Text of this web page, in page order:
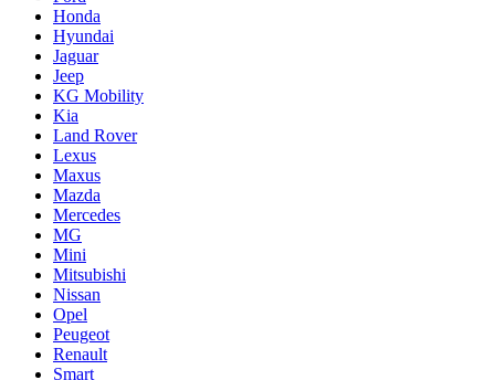
Honda
Hyundai
Jaguar
Jeep
KG Mobility
Kia
Land Rover
Lexus
Maxus
Mazda
Mercedes
MG
Mini
Mitsubishi
Nissan
Opel
Peugeot
Renault
Smart